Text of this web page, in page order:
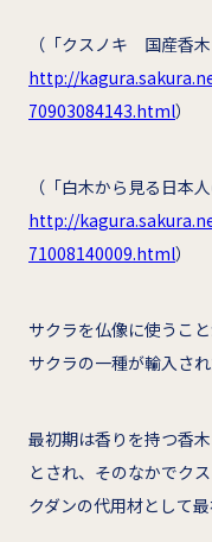
（「クスノキ 国産香
http://
70903084143.html）
（「白木から見る日本
http://
71008140009.html）
サクラを仏像に使うこ
サクラの一種が輸入さ
最初期は香りを持つ香
とされ、そのなかでク
クダンの代用材として最